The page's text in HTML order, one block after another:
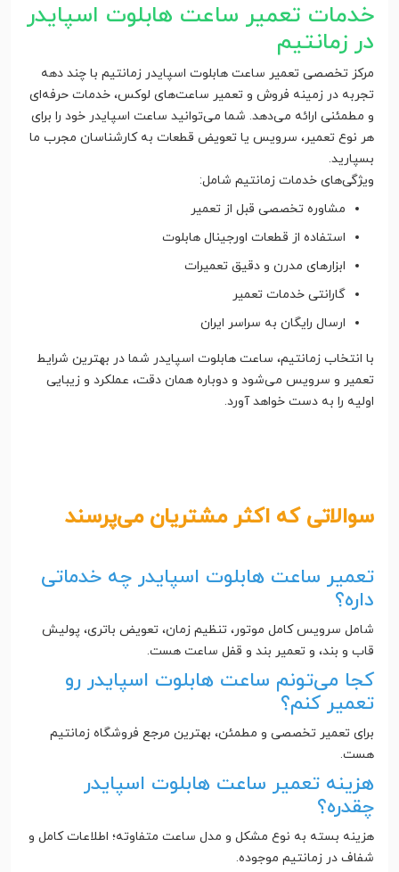
خدمات تعمیر ساعت هابلوت اسپایدر
در زمانتیم
مرکز تخصصی تعمیر ساعت هابلوت اسپایدر زمانتیم با چند دهه
تجربه در زمینه فروش و تعمیر ساعت‌های لوکس، خدمات حرفه‌ای
و مطمئنی ارائه می‌دهد. شما می‌توانید ساعت اسپایدر خود را برای
هر نوع تعمیر، سرویس یا تعویض قطعات به کارشناسان مجرب ما
بسپارید.
ویژگی‌های خدمات زمانتیم شامل:
مشاوره تخصصی قبل از تعمیر
استفاده از قطعات اورجینال هابلوت
ابزارهای مدرن و دقیق تعمیرات
گارانتی خدمات تعمیر
ارسال رایگان به سراسر ایران
با انتخاب زمانتیم، ساعت هابلوت اسپایدر شما در بهترین شرایط
تعمیر و سرویس می‌شود و دوباره همان دقت، عملکرد و زیبایی
اولیه را به دست خواهد آورد.
سوالاتی که اکثر مشتریان می‌پرسند
تعمیر ساعت هابلوت اسپایدر چه خدماتی
داره؟
شامل سرویس کامل موتور، تنظیم زمان، تعویض باتری، پولیش
قاب و بند، و تعمیر بند و قفل ساعت هست.
کجا می‌تونم ساعت هابلوت اسپایدر رو
تعمیر کنم؟
برای تعمیر تخصصی و مطمئن، بهترین مرجع فروشگاه زمانتیم
هست.
هزینه تعمیر ساعت هابلوت اسپایدر
چقدره؟
هزینه بسته به نوع مشکل و مدل ساعت متفاوته؛ اطلاعات کامل و
شفاف در زمانتیم موجوده.